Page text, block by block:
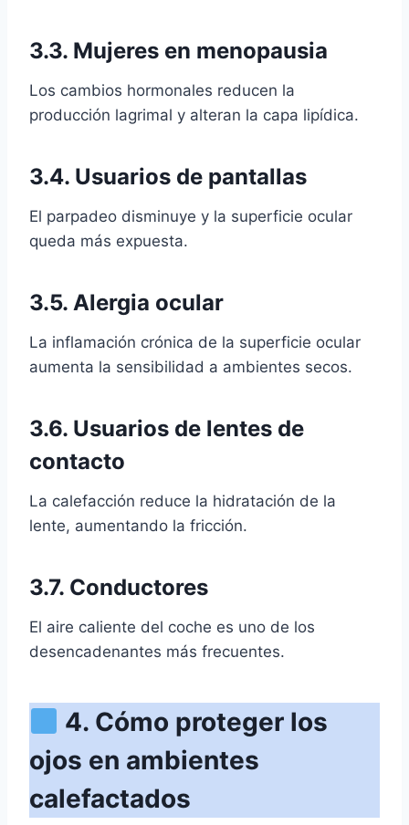
3.3. Mujeres en menopausia
Los cambios hormonales reducen la
producción lagrimal y alteran la capa lipídica.
3.4. Usuarios de pantallas
El parpadeo disminuye y la superficie ocular
queda más expuesta.
3.5. Alergia ocular
La inflamación crónica de la superficie ocular
aumenta la sensibilidad a ambientes secos.
3.6. Usuarios de lentes de
contacto
La calefacción reduce la hidratación de la
lente, aumentando la fricción.
3.7. Conductores
El aire caliente del coche es uno de los
desencadenantes más frecuentes.
4. Cómo proteger los
ojos en ambientes
calefactados